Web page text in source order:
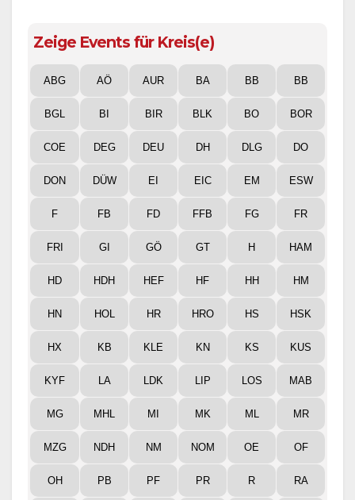
Zeige Events für Kreis(e)
ABG AÖ AUR BA BB BB
BGL BI BIR BLK BO BOR
COE DEG DEU DH DLG DO
DON DÜW EI EIC EM ESW
F FB FD FFB FG FR
FRI GI GÖ GT H HAM
HD HDH HEF HF HH HM
HN HOL HR HRO HS HSK
HX KB KLE KN KS KUS
KYF LA LDK LIP LOS MAB
MG MHL MI MK ML MR
MZG NDH NM NOM OE OF
OH PB PF PR R RA